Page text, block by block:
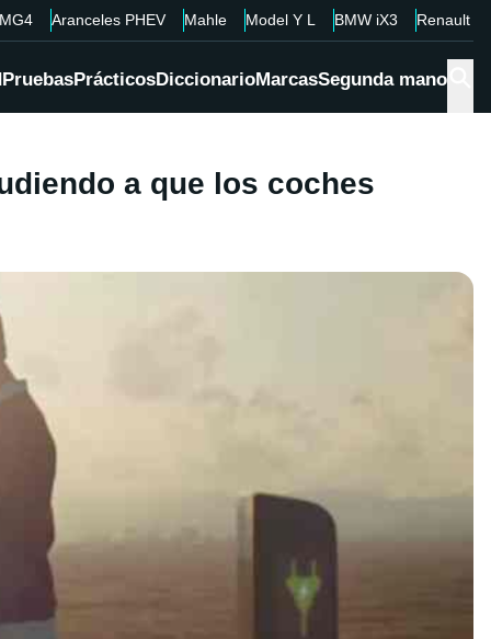
MG4 Aranceles PHEV Mahle Model Y L BMW iX3 Renault
PruebasPrácticosDiccionarioMarcasSegunda mano
a que los coches